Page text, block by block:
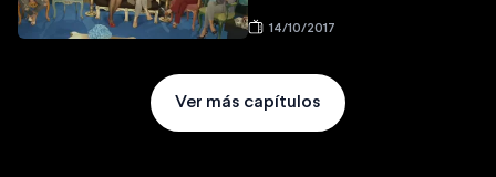
14/10/2017
Ver más capítulos